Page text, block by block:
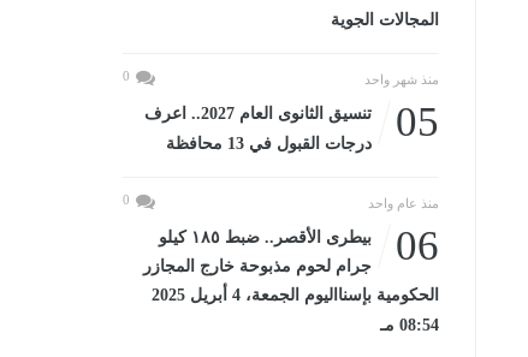
المجالات الجوية
منذ شهر واحد 0
05
تنسيق الثانوى العام 2027.. اعرف
درجات القبول في 13 محافظة
منذ عام واحد 0
06
بيطرى الأقصر.. ضبط ١٨٥ كيلو
جرام لحوم مذبوحة خارج المجازر
الحكومية بإسنااليوم الجمعة، 4 أبريل 2025
08:54 مـ